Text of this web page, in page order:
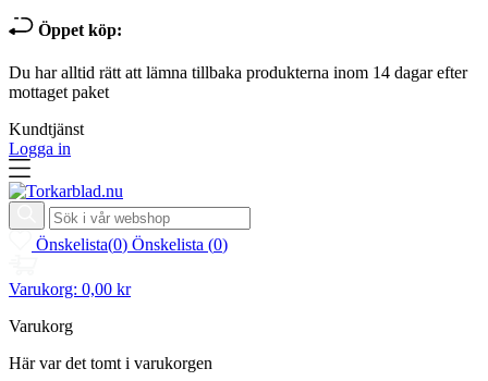
Öppet köp:
Du har alltid rätt att lämna tillbaka produkterna inom 14 dagar efter
mottaget paket
Kundtjänst
Logga in
Önskelista(0) Önskelista (0)
Varukorg: 0,00 kr
Varukorg
Här var det tomt i varukorgen